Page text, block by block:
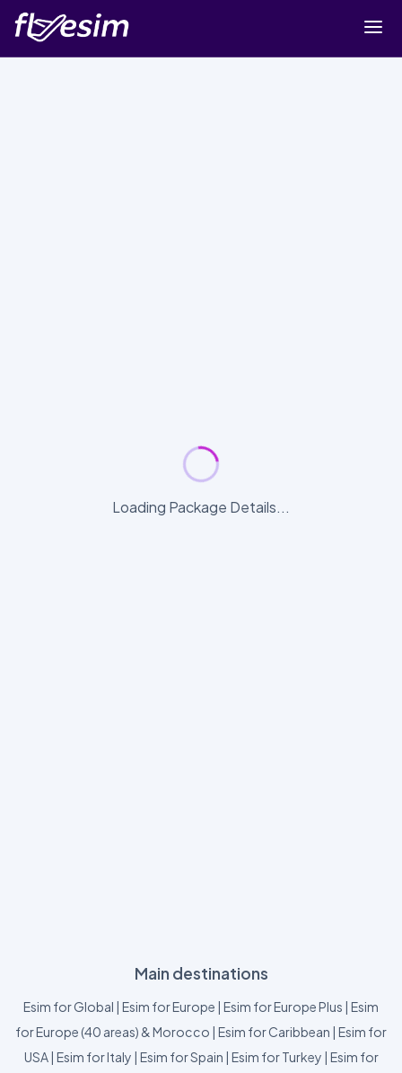
Loading Package Details...
Main destinations
Esim for Global | Esim for Europe | Esim for Europe Plus | Esim
for Europe (40 areas) & Morocco | Esim for Caribbean | Esim for
USA| Esim for Italy | Esim for Spain | Esim for Turkey | Esim for